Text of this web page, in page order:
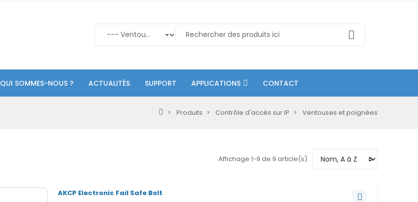
QUI SOMMES-NOUS ? ACTUALITÉS SUPPORT APPLICATIONS CONTACT
Produits Contrôle d'accès sur IP Ventouses et poignées
Affichage 1-9 de 9 article(s)
AKCP Electronic Fail Safe Bolt